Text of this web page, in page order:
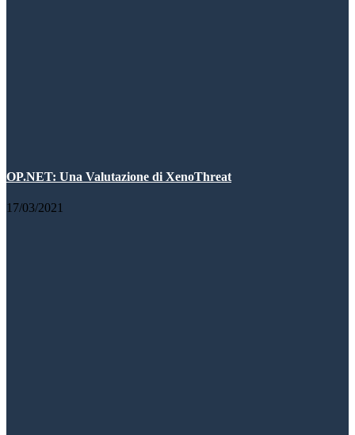
OP.NET: Una Valutazione di XenoThreat
17/03/2021